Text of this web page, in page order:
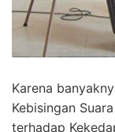
Karena
Kebisingan
terhadap